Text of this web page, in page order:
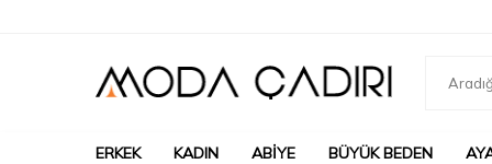
ERKEK KADIN ABIYE BÜYÜK BEDEN